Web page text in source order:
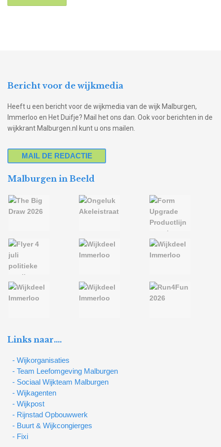
Bericht voor de wijkmedia
Heeft u een bericht voor de wijkmedia van de wijk Malburgen,
Immerloo en Het Duifje? Mail het ons dan. Ook voor berichten in de
wijkkrant Malburgen.nl kunt u ons mailen.
MAIL DE REDACTIE
Malburgen in Beeld
Links naar….
- Wijkorganisaties
- Team Leefomgeving Malburgen
- Sociaal Wijkteam Malburgen
- Wijkagenten
- Wijkpost
- Rijnstad Opbouwwerk
- Buurt & Wijkcongierges
- Fixi